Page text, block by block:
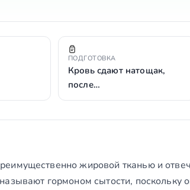
ПОДГОТОВКА
Кровь сдают натощак,
после…
жировой тканью и
гормоном сытости, поскольку